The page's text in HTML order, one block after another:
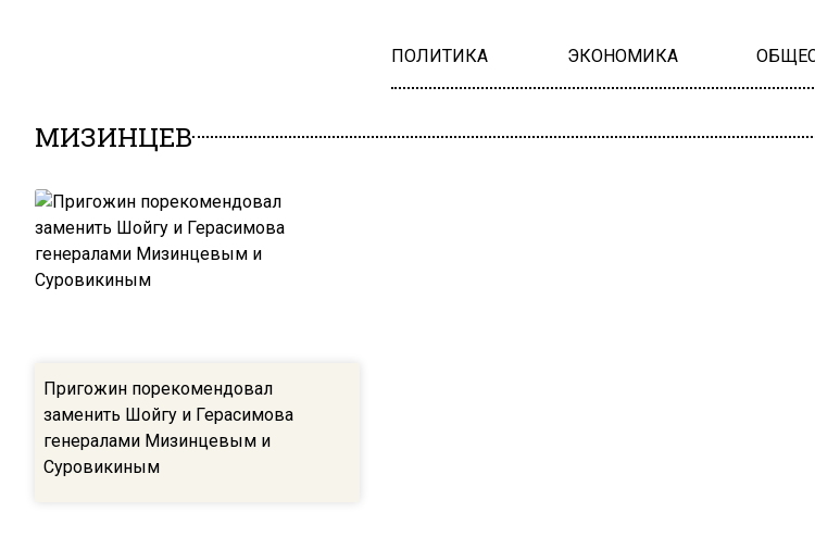
ПОЛИТИКА ЭКОНОМИКА
МИЗИНЦЕВ
Пригожин порекомендовал
заменить Шойгу и Герасимова
генералами Мизинцевым и
Суровикиным